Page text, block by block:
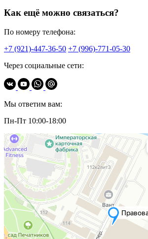
Как ещё можно связаться?
По номеру телефона:
+7 (921)-447-36-50 +7 (996)-771-05-30
Через социальные сети:
Мы ответим вам:
Пн-Пт 10:00-18:00